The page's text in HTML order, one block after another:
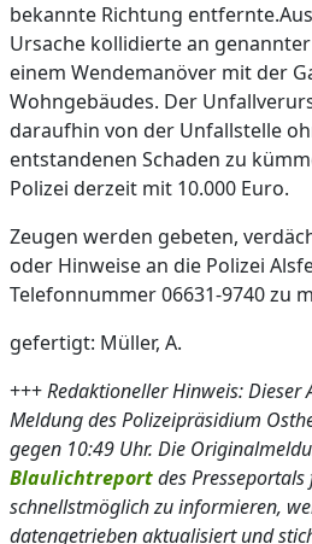
bekannte Richtung
Ursache kollidierte an
einem Wendemanöver mit der
Wohngebäudes. Der
daraufhin von der Unfallstelle
entstandenen Schaden zu
Polizei derzeit mit 10.000 Euro.
Zeugen werden gebeten,
oder Hinweise an die Polizei
Telefonnummer 06631-9740 zu
gefertigt: Müller, A.
+++Redaktioneller Hinweis:
Meldung des Polizeipräsidium
gegen 10:49 Uhr. Die
Blaulichtreportdes Presseportals
schnellstmöglich zu informieren,
datengetrieben aktualisiert und